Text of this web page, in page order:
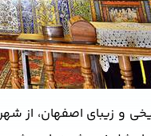
و زیبای اصفهان،